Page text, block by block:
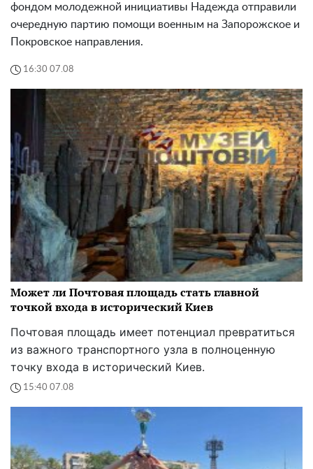
фондом молодежной инициативы Надежда отправили
очередную партию помощи военным на Запорожское и
Покровское направления.
16:30 07.08
Может ли Почтовая площадь стать главной
точкой входа в исторический Киев
Почтовая площадь имеет потенциал превратиться
из важного транспортного узла в полноценную
точку входа в исторический Киев.
15:40 07.08